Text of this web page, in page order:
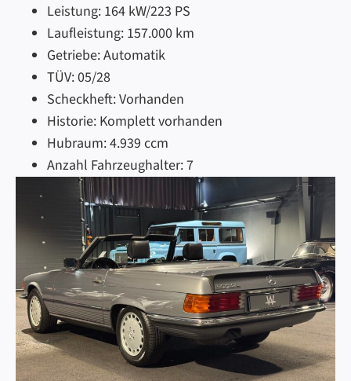
Leistung: 164 kW/223 PS
Laufleistung: 157.000 km
Getriebe:Automatik
TÜV:05/28
Scheckheft:Vorhanden
Historie: Komplett vorhanden
Hubraum:4.939 ccm
Anzahl Fahrzeughalter:7